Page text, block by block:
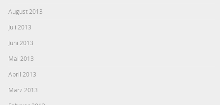
August 2013
Juli 2013
Juni 2013
Mai 2013
April 2013
März 2013